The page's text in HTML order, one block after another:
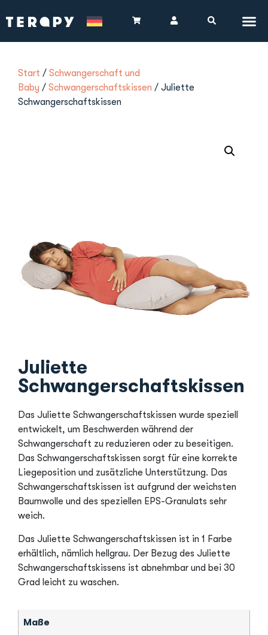
Start / Schwangerschaft und
Baby / Schwangerschaftskissen / Juliette
Schwangerschaftskissen
Juliette
Schwangerschaftskissen
Das Juliette Schwangerschaftskissen wurde speziell
entwickelt, um Beschwerden während der
Schwangerschaft zu reduzieren oder zu beseitigen.
Das Schwangerschaftskissen sorgt für eine korrekte
Liegeposition und zusätzliche Unterstützung. Das
Schwangerschaftskissen ist aufgrund der weichsten
Baumwolle und des speziellen EPS-Granulats sehr
weich.
Das Juliette Schwangerschaftskissen ist in 1 Farbe
erhältlich, nämlich hellgrau. Der Bezug des Juliette
Schwangerschaftskissens ist abnehmbar und bei 30
Grad leicht zu waschen.
Maße